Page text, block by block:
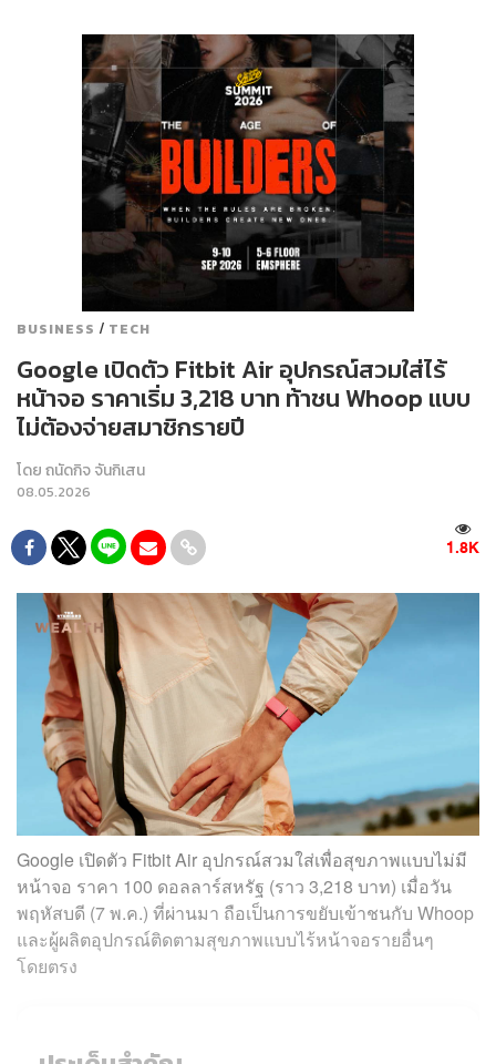
BUSINESS / TECH
Google เปิดตัว Fitbit Air อุปกรณ์สวมใส่ไร้
หน้าจอ ราคาเริ่ม 3,218 บาท ท้าชน Whoop แบบ
ไม่ต้องจ่ายสมาชิกรายปี
โดยถนัดกิจ จันกิเสน
08.05.2026
1.8K
Google เปิดตัว Fitbit Air อุปกรณ์สวมใส่เพื่อสุขภาพแบบไม่มี
หน้าจอ ราคา 100 ดอลลาร์สหรัฐ (ราว 3,218 บาท) เมื่อวัน
พฤหัสบดี (7 พ.ค.) ที่ผ่านมา ถือเป็นการขยับเข้าชนกับ Whoop
และผู้ผลิตอุปกรณ์ติดตามสุขภาพแบบไร้หน้าจอรายอื่นๆ
โดยตรง